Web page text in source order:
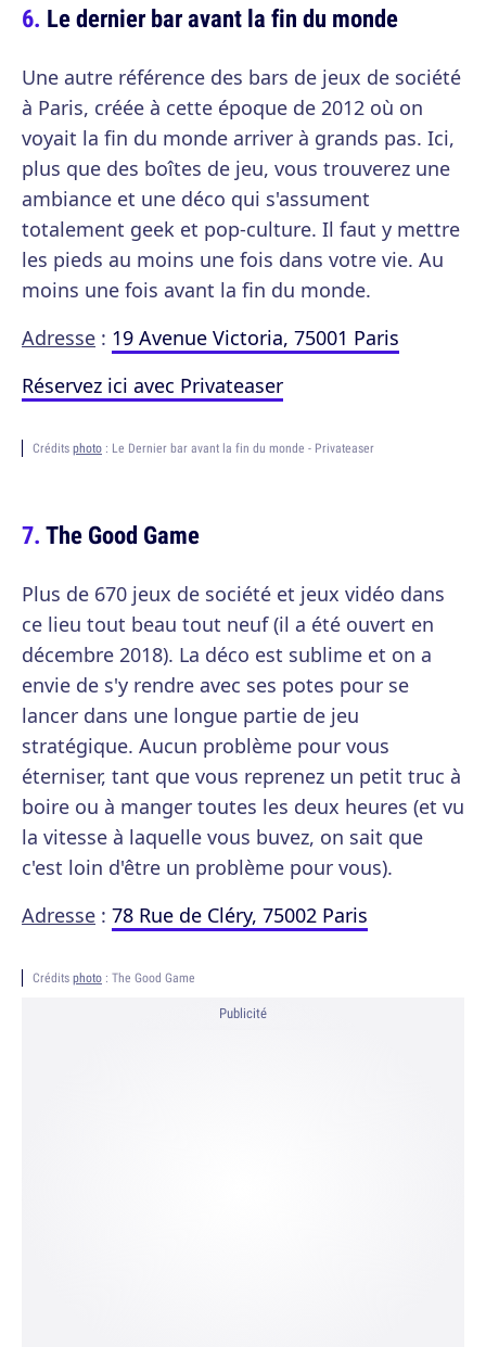
Le dernier bar avant la fin du monde
Une autre référence des bars de jeux de société
à Paris, créée à cette époque de 2012 où on
voyait la fin du monde arriver à grands pas. Ici,
plus que des boîtes de jeu, vous trouverez une
ambiance et une déco qui s'assument
totalement geek et pop-culture. Il faut y mettre
les pieds au moins une fois dans votre vie. Au
moins une fois avant la fin du monde.
Adresse : 19 Avenue Victoria, 75001 Paris
Réservez ici avec Privateaser
Crédits photo : Le Dernier bar avant la fin du monde - Privateaser
The Good Game
Plus de 670 jeux de société et jeux vidéo dans
ce lieu tout beau tout neuf (il a été ouvert en
décembre 2018). La déco est sublime et on a
envie de s'y rendre avec ses potes pour se
lancer dans une longue partie de jeu
stratégique. Aucun problème pour vous
éterniser, tant que vous reprenez un petit truc à
boire ou à manger toutes les deux heures (et vu
la vitesse à laquelle vous buvez, on sait que
c'est loin d'être un problème pour vous).
Adresse : 78 Rue de Cléry, 75002 Paris
Crédits photo : The Good Game
Publicité